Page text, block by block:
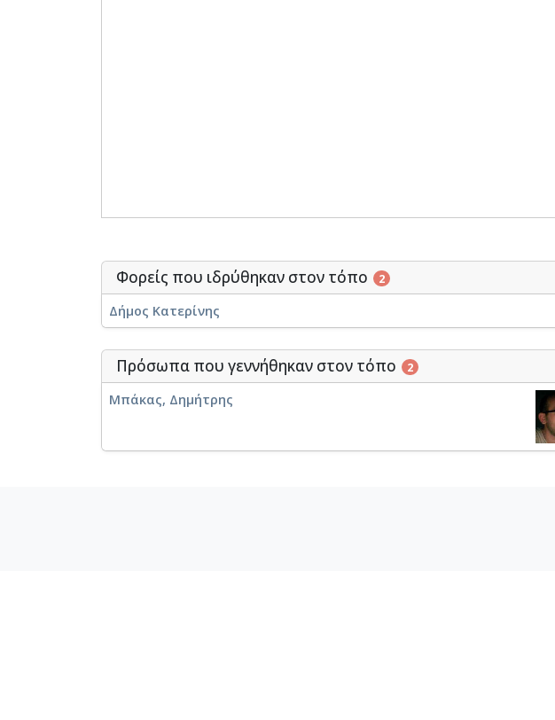
Φορείς που ιδρύθηκαν στον τόπο 2
Δήμος Κατερίνης
Πρόσωπα που γεννήθηκαν στον τόπο 2
Μπάκας, Δημήτρης